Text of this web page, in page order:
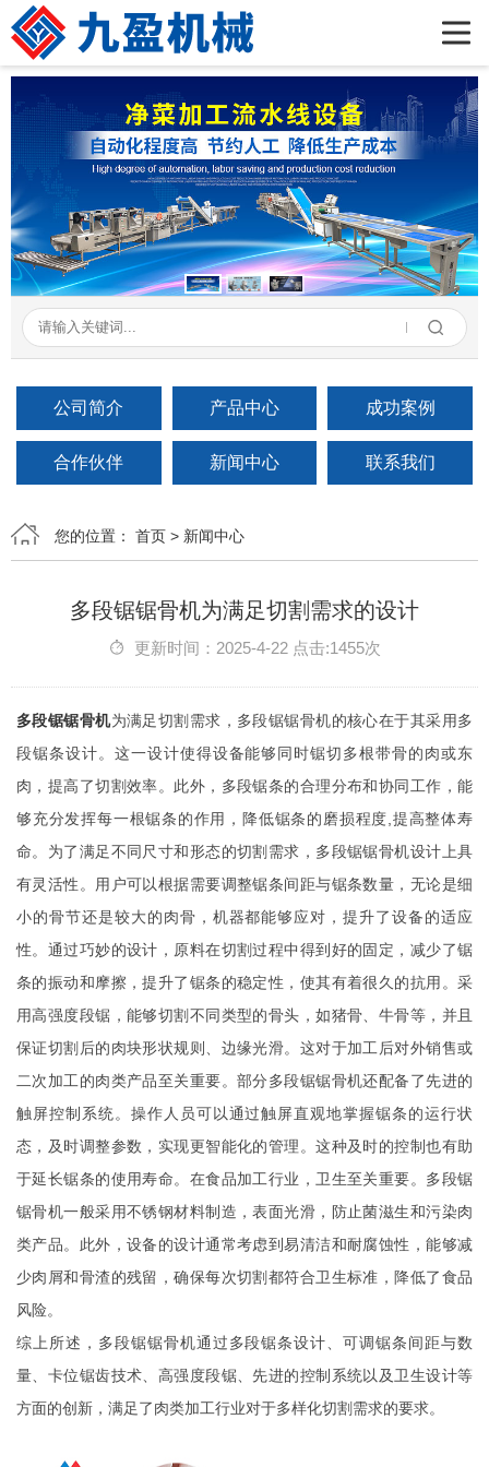
公司简介
产品展示
新闻资讯
成功案例
在线留言
联系我们
公司简介 产品中心 成功案例
合作伙伴 新闻中心 联系我们
您的位置： 首页 > 新闻中心
多段锯锯骨机为满足切割需求的设计
更新时间：2025-4-22 点击:1455次
多段锯锯骨机为满足切割需求，多段锯锯骨机的核心在于其采用多
段锯条设计。这一设计使得设备能够同时锯切多根带骨的肉或东
肉，提高了切割效率。此外，多段锯条的合理分布和协同工作，能
够充分发挥每一根锯条的作用，降低锯条的磨损程度,提高整体寿
命。为了满足不同尺寸和形态的切割需求，多段锯锯骨机设计上具
有灵活性。用户可以根据需要调整锯条间距与锯条数量，无论是细
小的骨节还是较大的肉骨，机器都能够应对，提升了设备的适应
性。通过巧妙的设计，原料在切割过程中得到好的固定，减少了锯
条的振动和摩擦，提升了锯条的稳定性，使其有着很久的抗用。采
用高强度段锯，能够切割不同类型的骨头，如猪骨、牛骨等，并且
保证切割后的肉块形状规则、边缘光滑。这对于加工后对外销售或
二次加工的肉类产品至关重要。部分多段锯锯骨机还配备了先进的
触屏控制系统。操作人员可以通过触屏直观地掌握锯条的运行状
态，及时调整参数，实现更智能化的管理。这种及时的控制也有助
于延长锯条的使用寿命。在食品加工行业，卫生至关重要。多段锯
锯骨机一般采用不锈钢材料制造，表面光滑，防止菌滋生和污染肉
类产品。此外，设备的设计通常考虑到易清洁和耐腐蚀性，能够减
少肉屑和骨渣的残留，确保每次切割都符合卫生标准，降低了食品
风险。
综上所述，多段锯锯骨机通过多段锯条设计、可调锯条间距与数
量、卡位锯齿技术、高强度段锯、先进的控制系统以及卫生设计等
方面的创新，满足了肉类加工行业对于多样化切割需求的要求。